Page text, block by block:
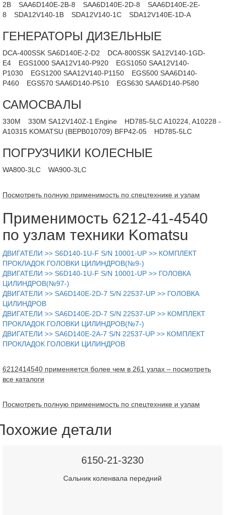
2B
SAA6D140E-2B-8 SAA6D140E-2D-8
SAA6D140E-2E-
8
SDA12V140-1B SDA12V140-1C SDA12V140E-1D-A
ГЕНЕРАТОРЫ ДИЗЕЛЬНЫЕ
DCA-400SSK SA6D140E-2-D2
DCA-800SSK SA12V140-1GD-
E4
EGS1000 SAA12V140-P920
EGS1050 SAA12V140-
P1030
EGS1200 SAA12V140-P1150
EGS500 SAA6D140-
P460
EGS570 SAA6D140-P510 EGS630 SAA6D140-P580
САМОСВАЛЫ
330M 330M SA12V140Z-1 Engine
HD785-5LC A10224, A10228 -
A10315 KOMATSU (BEPB010709) BFP42-05
HD785-5LC
ПОГРУЗЧИКИ КОЛЕСНЫЕ
WA800-3LC WA900-3LC
Посмотреть полную применимость по спецтехнике и узлам
Применимость 6212-41-4540
по узлам техники Komatsu
ДВИГАТЕЛИ >> S6D140-1U-F S/N 10001-UP >> КОМПЛЕКТ
ПРОКЛАДОК ГОЛОВКИ ЦИЛИНДРОВ(№9-)
ДВИГАТЕЛИ >> S6D140-1U-F S/N 10001-UP >> ГОЛОВКА
ЦИЛИНДРОВ(№97-)
ДВИГАТЕЛИ >> SA6D140E-2D-7 S/N 22537-UP >> ГОЛОВКА
ЦИЛИНДРОВ
ДВИГАТЕЛИ >> SA6D140E-2D-7 S/N 22537-UP >> КОМПЛЕКТ
ПРОКЛАДОК ГОЛОВКИ ЦИЛИНДРОВ(№7-)
ДВИГАТЕЛИ >> SA6D140E-2A-7 S/N 22537-UP >> КОМПЛЕКТ
ПРОКЛАДОК ГОЛОВКИ ЦИЛИНДРОВ
6212414540 применяется более чем в 261 узлах – посмотреть
все каталоги
Посмотреть полную применимость по спецтехнике и узлам
детали
6150-21-3230
Сальник коленвала передний